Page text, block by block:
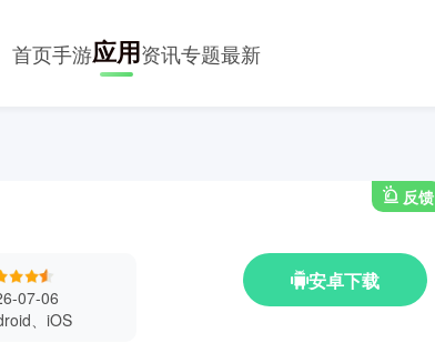
首页手游应用资讯专题最新
反馈
07-06
、iOS
安卓下载